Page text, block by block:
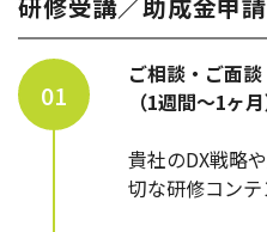
研修受講／助成金申
01
ご相談・ご面談
（1週間～1ヶ月
貴社のDX戦略
切な研修コン